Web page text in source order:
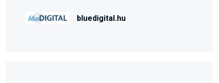
bluedigital.hu